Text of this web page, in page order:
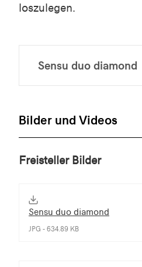
loszulegen.
Bilder und Videos
Freisteller Bilder
Sensu duo diamond
JPG - 634.89 KB